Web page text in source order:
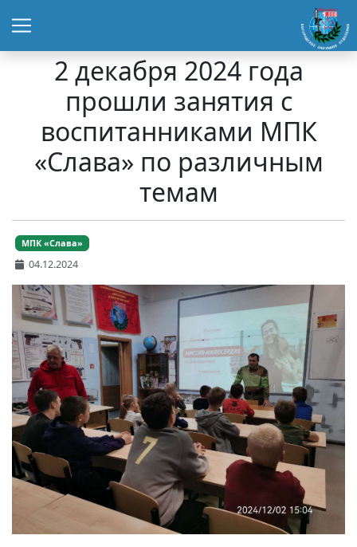
2 декабря 2024 года
прошли занятия с
воспитанниками МПК
«Слава» по различным
темам
МПК «Слава»
04.12.2024